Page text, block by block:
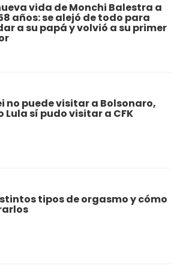
vida de Monchi Balestra a
años: se alejó de todo para
a su papá y volvió a su primer
no puede visitar a Bolsonaro,
Lula sí pudo visitar a CFK
tipos de orgasmo y cómo